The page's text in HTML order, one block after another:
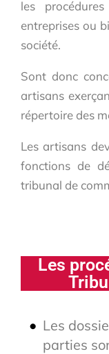
les
entreprises ou
société.
Sont donc
artisans
répertoire des
Les artisans
fonctions de
tribunal de
Les
Les
parties